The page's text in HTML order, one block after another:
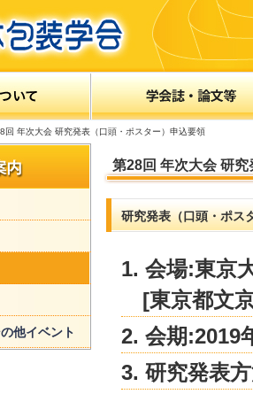
年次大会 研究発表（口頭・ポスター）申込要領
他イベント
第28回 年次大会 研
研究発表（口頭・ポス
1. 会場:東京
[東京都文
2. 会期:2019
3. 研究発表